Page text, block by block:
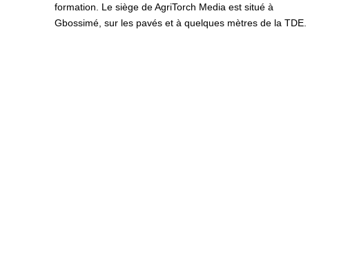
formation. Le siège de AgriTorch Media est situé à
Gbossimé, sur les pavés et à quelques mètres de la TDE.